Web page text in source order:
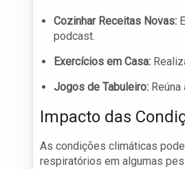
Cozinhar Receitas Novas:
podcast.
Exercícios em Casa:
Jogos de Tabuleiro:
Impacto das
As condições climáticas
respiratórios em algumas